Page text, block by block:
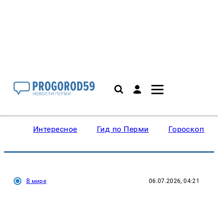
Интересное Гид по Перми Гороскопы
В мире 06.07.2026, 04:21